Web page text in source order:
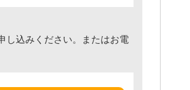
し込みください。またはお電